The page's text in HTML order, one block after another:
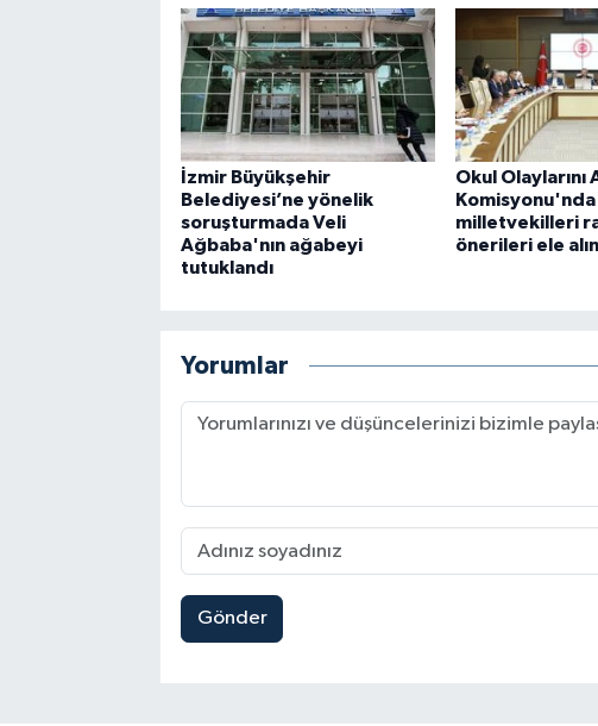
İzmir Büyükşehir
Belediyesi’ne yönelik
soruşturmada Veli
Ağbaba'nın ağabeyi
tutuklandı
Okul Olaylarını
Komisyonu'nda
milletvekilleri
önerileri ele
Yorumlar
Gönder